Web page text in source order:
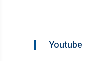
Youtube